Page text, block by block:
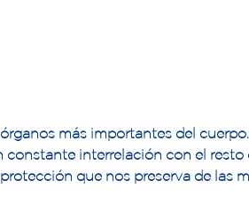
más importantes del
constante interrelación con el
que nos preserva de las